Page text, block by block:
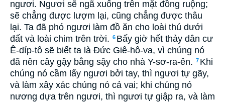
ngươi. Ngươi sẽ ngã xuống trên mặt đồng ruộng;
sẽ chẳng được lượm lại, cũng chẳng được thâu
lại. Ta đã phó ngươi làm đồ ăn cho loài thú dưới
đất và loài chim trên trời. 6 Bấy giờ hết thảy dân cư
Ê-díp-tô sẽ biết ta là Ðức Giê-hô-va, vì chúng nó
đã nên cây gậy bằng sậy cho nhà Y-sơ-ra-ên. 7 Khi
chúng nó cầm lấy ngươi bởi tay, thì ngươi tự gãy,
và làm xây xác chúng nó cả vai; khi chúng nó
nương dựa trên ngươi, thì ngươi tự giập ra, và làm